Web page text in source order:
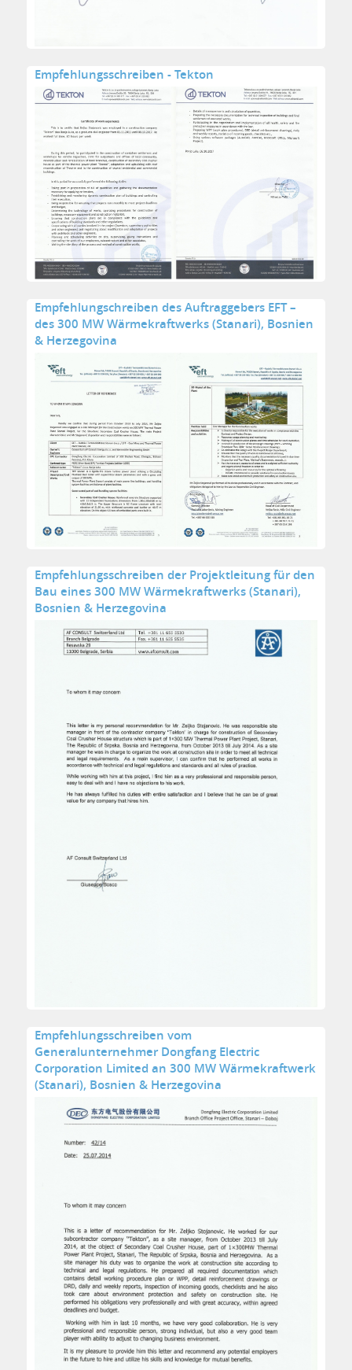
Empfehlungsschreiben - Tekton
Empfehlungschreiben des Auftraggebers EFT –
des 300 MW Wärmekraftwerks (Stanari), Bosnien
& Herzegovina
Empfehlungsschreiben der Projektleitung für den
Bau eines 300 MW Wärmekraftwerks (Stanari),
Bosnien & Herzegovina
Empfehlungsschreiben vom
Generalunternehmer Dongfang Electric
Corporation Limited an 300 MW Wärmekraftwerk
(Stanari), Bosnien & Herzegovina